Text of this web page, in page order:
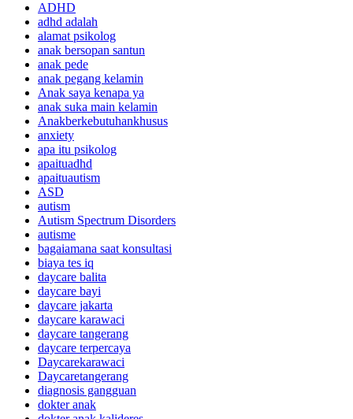
ADHD
adhd adalah
alamat psikolog
anak bersopan santun
anak pede
anak pegang kelamin
Anak saya kenapa ya
anak suka main kelamin
Anakberkebutuhankhusus
anxiety
apa itu psikolog
apaituadhd
apaituautism
ASD
autism
Autism Spectrum Disorders
autisme
bagaiamana saat konsultasi
biaya tes iq
daycare balita
daycare bayi
daycare jakarta
daycare karawaci
daycare tangerang
daycare terpercaya
Daycarekarawaci
Daycaretangerang
diagnosis gangguan
dokter anak